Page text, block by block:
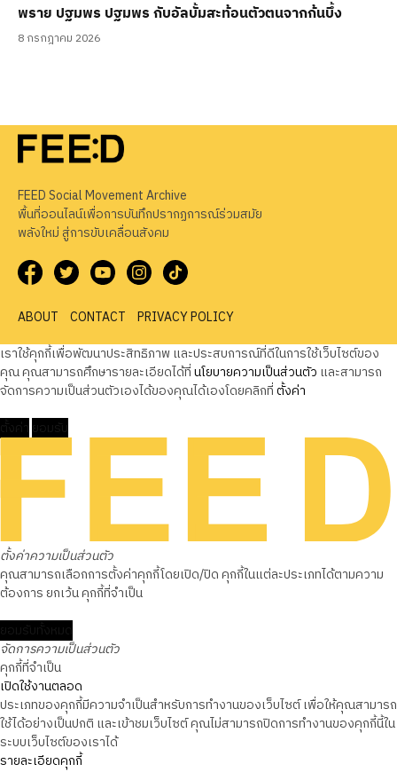
พราย ปฐมพร ปฐมพร กับอัลบั้มสะท้อนตัวตนจากก้นบึ้ง
8 กรกฎาคม 2026
FEED Social Movement Archive
พื้นที่ออนไลน์เพื่อการบันทึกปรากฏการณ์ร่วมสมัย
พลังใหม่ สู่การขับเคลื่อนสังคม
ABOUT CONTACT
PRIVACY POLICY
เราใช้คุกกี้เพื่อพัฒนาประสิทธิภาพ และประสบการณ์ที่ดีในการใช้เว็บไซต์ของ
คุณ คุณสามารถศึกษารายละเอียดได้ที่นโยบายความเป็นส่วนตัว และสามารถ
จัดการความเป็นส่วนตัวเองได้ของคุณได้เองโดยคลิกที่ตั้งค่า
ตั้งค่าความเป็นส่วนตัว
คุณสามารถเลือกการตั้งค่าคุกกี้โดยเปิด/ปิด คุกกี้ในแต่ละประเภทได้ตามความ
ต้องการ ยกเว้น คุกกี้ที่จำเป็น
จัดการความเป็นส่วนตัว
คุกกี้ที่จำเป็น
เปิดใช้งานตลอด
ประเภทของคุกกี้มีความจำเป็นสำหรับการทำงานของเว็บไซต์ เพื่อให้คุณสามารถ
ใช้ได้อย่างเป็นปกติ และเข้าชมเว็บไซต์ คุณไม่สามารถปิดการทำงานของคุกกี้นี้ใน
ระบบเว็บไซต์ของเราได้
รายละเอียดคุกกี้